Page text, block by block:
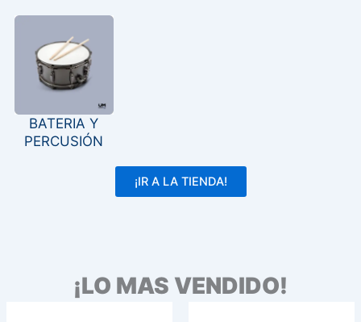
BATERIA Y
PERCUSIÓN
¡IR A LA TIENDA!
¡LO MAS VENDIDO!